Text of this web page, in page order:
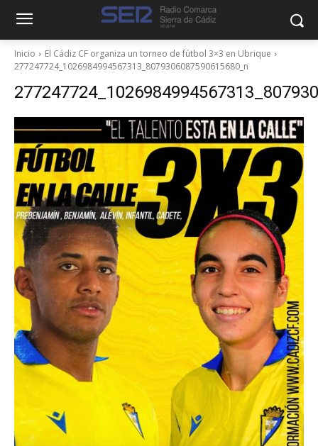
Inicio
El Cádiz CF organiza un torneo de fútbol 3×3 en Ubrique
277247724_1026984994567313_8079306087590615680_n